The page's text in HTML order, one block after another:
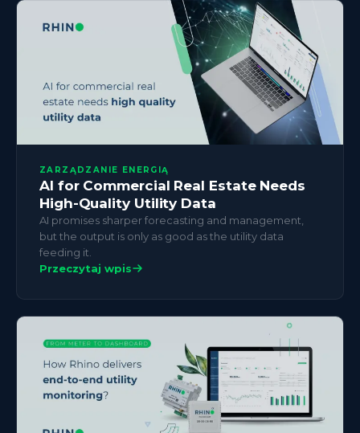
ZARZĄDZANIE ENERGIĄ
AI for Commercial Real Estate Needs
High-Quality Utility Data
AI promises sharper forecasting and management,
but the output is only as good as the utility data
feeding it.
Przeczytaj wpis